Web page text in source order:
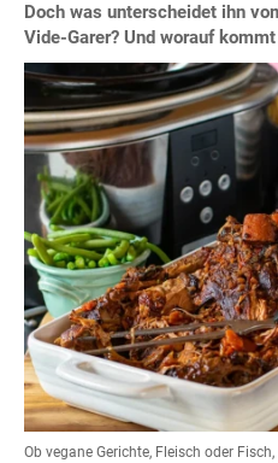
Doch was unterscheidet ihn
Vide-Garer? Und worauf
Ob vegane Gerichte, Fleisch oder